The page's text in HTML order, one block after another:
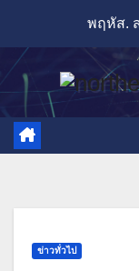
content
พฤหัส.
ข่าวทั่วไป